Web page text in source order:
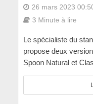
26 mars 2023
3 Minute à lire
Le spécialiste du
propose deux
Spoon Natural et